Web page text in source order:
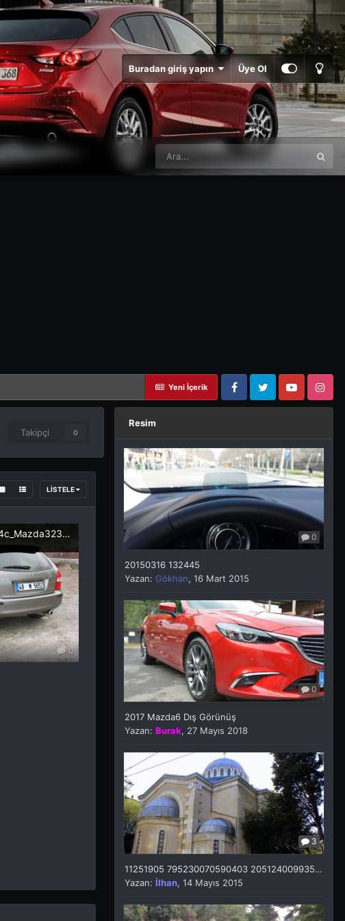
Buradan giriş yapın Üye Ol
Yeni İçerik
FacebookTwitter YouTube Instagram
Takipçi 0
LISTELE
58ddfa6721c4c_Mazda323gthb(15).JPG
0
Resim
0
20150316 132445
Yazan: Gökhan, 16 Mart 2015
0
2017 Mazda6 Dış Görünüş
Yazan: Burak, 27 Mayıs 2018
3
11251905 795230070590403 205124009935297102 O
Yazan: İlhan, 14 Mayıs 2015